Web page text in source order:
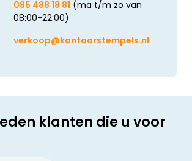
085 488 18 81 (ma t/m zo van
08:00-22:00)
verkoop@kantoorstempels.nl
klanten die u voor